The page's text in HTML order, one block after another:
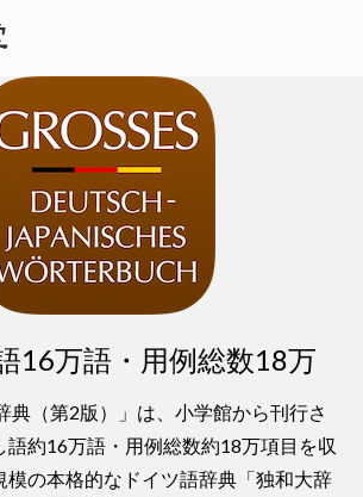
16万語・用例総数18万
典（第2版）」は、小学館から刊行さ
語約16万語・用例総数約18万項目を収
模の本格的なドイツ語辞典「独和大辞